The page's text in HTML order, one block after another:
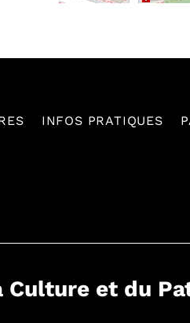
INFOS PRATIQUES
et du